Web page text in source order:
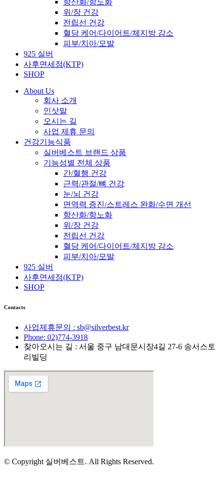
항산화/항노화
위/장 건강
전립선 건강
혈당 케어/다이어트/체지방 감소
피부/치아/모발
925 실버
사후면세점(KTP)
SHOP
About Us
회사 소개
인삿말
오시는 길
사업 제휴 문의
건강기능식품
실버베스트 브랜드 상품
기능성별 전체 상품
간/혈행 건강
근력/관절/뼈 건강
눈/뇌 건강
면역력 증진/스트레스 완화/수면 개선
항산화/항노화
위/장 건강
전립선 건강
혈당 케어/다이어트/체지방 감소
피부/치아/모발
925 실버
사후면세점(KTP)
SHOP
Contacts
사업제휴문의 : sb@silverbest.kr
Phone: 02)774-3918
찾아오시는 길 : 서울 중구 남대문시장4길 27-6 송서스토
리빌딩
© Copyright 실버베스트. All Rights Reserved.